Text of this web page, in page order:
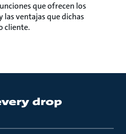
que ofrecen los
las ventajas que dichas
cliente.